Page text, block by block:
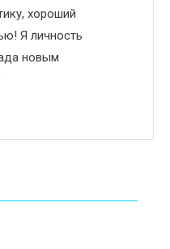
хороший
Я личность
новым